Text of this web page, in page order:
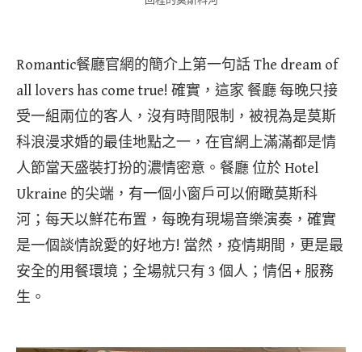
Romantic餐廳官網的簡介上第一句話 The dream of
all lovers has come true! 確實，這家 餐廳 每晚只接
受一組兩位的客人，沒有時間限制，被視為是莫斯
科浪漫求婚的最佳地點之一，在官網上滿滿都是情
人節當天盛裝打扮的濃情密意。餐廳 位於 Hotel
Ukraine 的尖端，有一個小窗戶可以俯瞰莫斯科
河；每天以鮮花布置，每晚有現場音樂演奏，確實
是一個談情說愛的好地方! 當然，疫情期間，更是最
安全的用餐環境；全場就只有 3 個人；情侶 + 服務
生。